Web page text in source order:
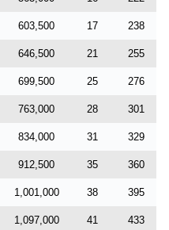
603,500 17 238
646,500 21 255
699,500 25 276
763,000 28 301
834,000 31 329
912,500 35 360
1,001,000 38 395
1,097,000 41 433